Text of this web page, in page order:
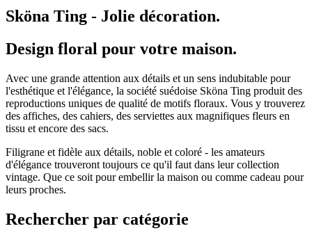
Sköna Ting - Jolie décoration.
Design floral pour votre maison.
Avec une grande attention aux détails et un sens indubitable pour
l'esthétique et l'élégance, la société suédoise Sköna Ting produit des
reproductions uniques de qualité de motifs floraux. Vous y trouverez
des affiches, des cahiers, des serviettes aux magnifiques fleurs en
tissu et encore des sacs.
Filigrane et fidèle aux détails, noble et coloré - les amateurs
d'élégance trouveront toujours ce qu'il faut dans leur collection
vintage. Que ce soit pour embellir la maison ou comme cadeau pour
leurs proches.
Rechercher par catégorie